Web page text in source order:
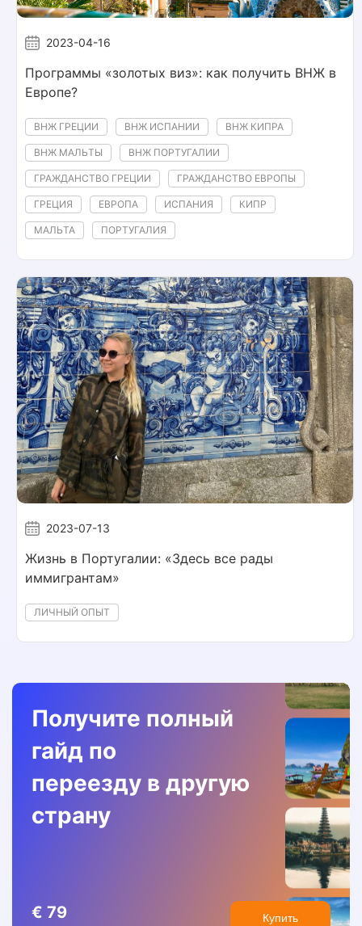
2023-04-16
Программы «золотых виз»: как получить ВНЖ в
Европе?
ВНЖ ГРЕЦИИ ВНЖ ИСПАНИИ ВНЖ КИПРА
ВНЖ МАЛЬТЫ ВНЖ ПОРТУГАЛИИ
ГРАЖДАНСТВО ГРЕЦИИ ГРАЖДАНСТВО ЕВРОПЫ
ГРЕЦИЯ ЕВРОПА ИСПАНИЯ КИПР
МАЛЬТА ПОРТУГАЛИЯ
2023-07-13
Жизнь в Португалии: «Здесь все рады
иммигрантам»
ЛИЧНЫЙ ОПЫТ
Получите полный
гайд по
переезду в другую
страну
€ 79 Купить